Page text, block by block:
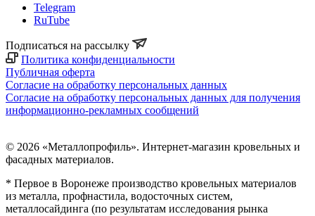
Telegram
RuTube
Подписаться на рассылку
Политика конфиденциальности
Публичная оферта
Согласие на обработку персональных данных
Согласие на обработку персональных данных для получения
информационно-рекламных сообщений
© 2026 «Металлопрофиль». Интернет-магазин кровельных и
фасадных материалов.
* Первое в Воронеже производство кровельных материалов
из металла, профнастила, водосточных систем,
металлосайдинга (по результатам исследования рынка